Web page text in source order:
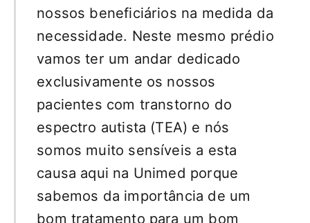
nossos beneficiários na medida da
necessidade. Neste mesmo prédio
vamos ter um andar dedicado
exclusivamente os nossos
pacientes com transtorno do
espectro autista (TEA) e nós
somos muito sensíveis a esta
causa aqui na Unimed porque
sabemos da importância de um
bom tratamento para um bom